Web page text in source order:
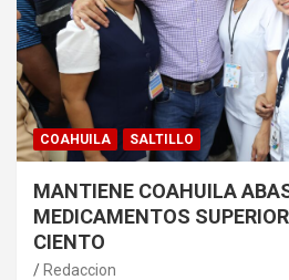
COAHUILA SALTILLO
MANTIENE COAHUILA
MEDICAMENTOS
CIENTO
Redaccion